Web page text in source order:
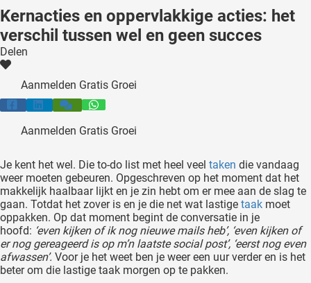
Kernacties en oppervlakkige acties: het
verschil tussen wel en geen succes
Delen
Aanmelden Gratis Groei
Aanmelden Gratis Groei
Je kent het wel. Die to-do list met heel veel taken die vandaag
weer moeten gebeuren. Opgeschreven op het moment dat het
makkelijk haalbaar lijkt en je zin hebt om er mee aan de slag te
gaan. Totdat het zover is en je die net wat lastige taak moet
oppakken. Op dat moment begint de conversatie in je
hoofd: ‘even kijken of ik nog nieuwe mails heb’, ‘even kijken of
er nog gereageerd is op m’n laatste social post’, ‘eerst nog even
afwassen’. Voor je het weet ben je weer een uur verder en is het
beter om die lastige taak morgen op te pakken.
om
te
van
op
gebruikt
te